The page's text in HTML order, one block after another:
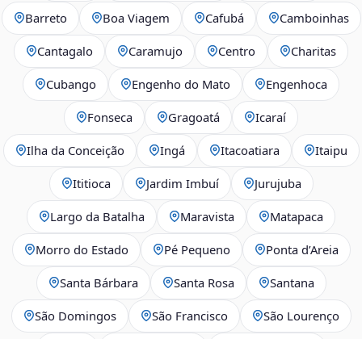
Barreto Boa Viagem Cafubá Camboinhas
Cantagalo Caramujo Centro Charitas
Cubango Engenho do Mato Engenhoca
Fonseca Gragoatá Icaraí
Ilha da Conceição Ingá Itacoatiara Itaipu
Ititioca Jardim Imbuí Jurujuba
Largo da Batalha Maravista Matapaca
Morro do Estado Pé Pequeno Ponta d’Areia
Santa Bárbara Santa Rosa Santana
São Domingos São Francisco São Lourenço